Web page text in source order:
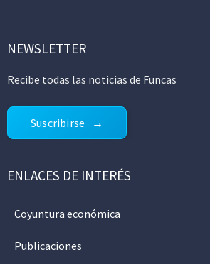
NEWSLETTER
Recibe todas las noticias de Funcas
Suscribirse
ENLACES DE INTERÉS
Coyuntura económica
Publicaciones